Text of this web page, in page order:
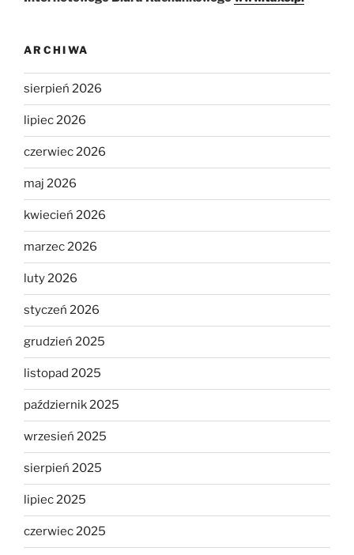
ARCHIWA
sierpień 2026
lipiec 2026
czerwiec 2026
maj 2026
kwiecień 2026
marzec 2026
luty 2026
styczeń 2026
grudzień 2025
listopad 2025
październik 2025
wrzesień 2025
sierpień 2025
lipiec 2025
czerwiec 2025